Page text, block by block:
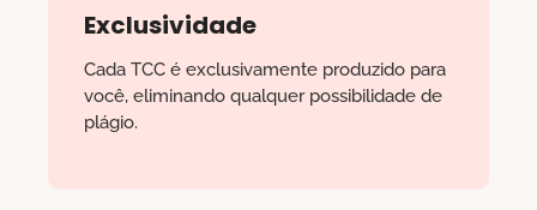
Exclusividade
Cada TCC é exclusivamente produzido para
você, eliminando qualquer possibilidade de
plágio.